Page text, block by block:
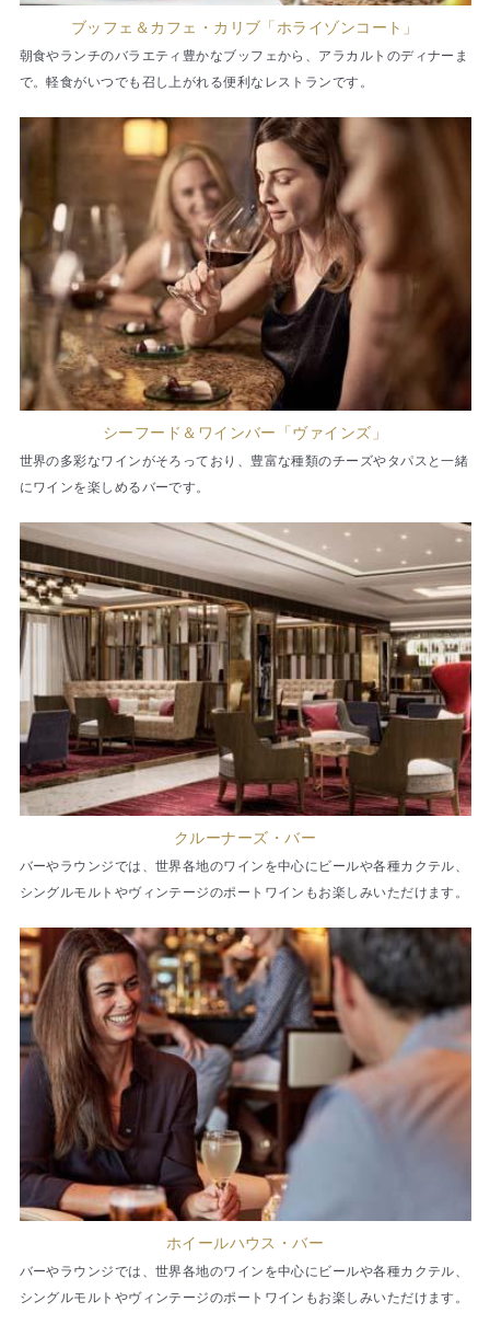
ブッフェ＆カフェ・カリブ「ホライゾンコート」
朝食やランチのバラエティ豊かなブッフェから、アラカルトのディナーま
で。軽食がいつでも召し上がれる便利なレストランです。
シーフード＆ワインバー「ヴァインズ」
世界の多彩なワインがそろっており、豊富な種類のチーズやタパスと一緒
にワインを楽しめるバーです。
クルーナーズ・バー
バーやラウンジでは、世界各地のワインを中心にビールや各種カクテル、
シングルモルトやヴィンテージのポートワインもお楽しみいただけます。
ホイールハウス・バー
バーやラウンジでは、世界各地のワインを中心にビールや各種カクテル、
シングルモルトやヴィンテージのポートワインもお楽しみいただけます。